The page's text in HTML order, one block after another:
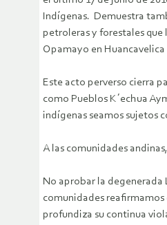
Indígenas. Demuestra
petroleras y forestales
Opamayo en
Este acto perverso cierra
como Pueblos K´echua
indígenas seamos sujetos
A las comunidades
No aprobar la degenerada
comunidades reafirmamos
profundiza su continua